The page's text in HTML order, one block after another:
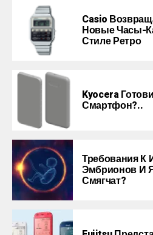
Casio
Новые Часы-
Стиле Ретро
Kyocera
Смартфон?..
Требования К
Эмбрионов И
Смягчат?